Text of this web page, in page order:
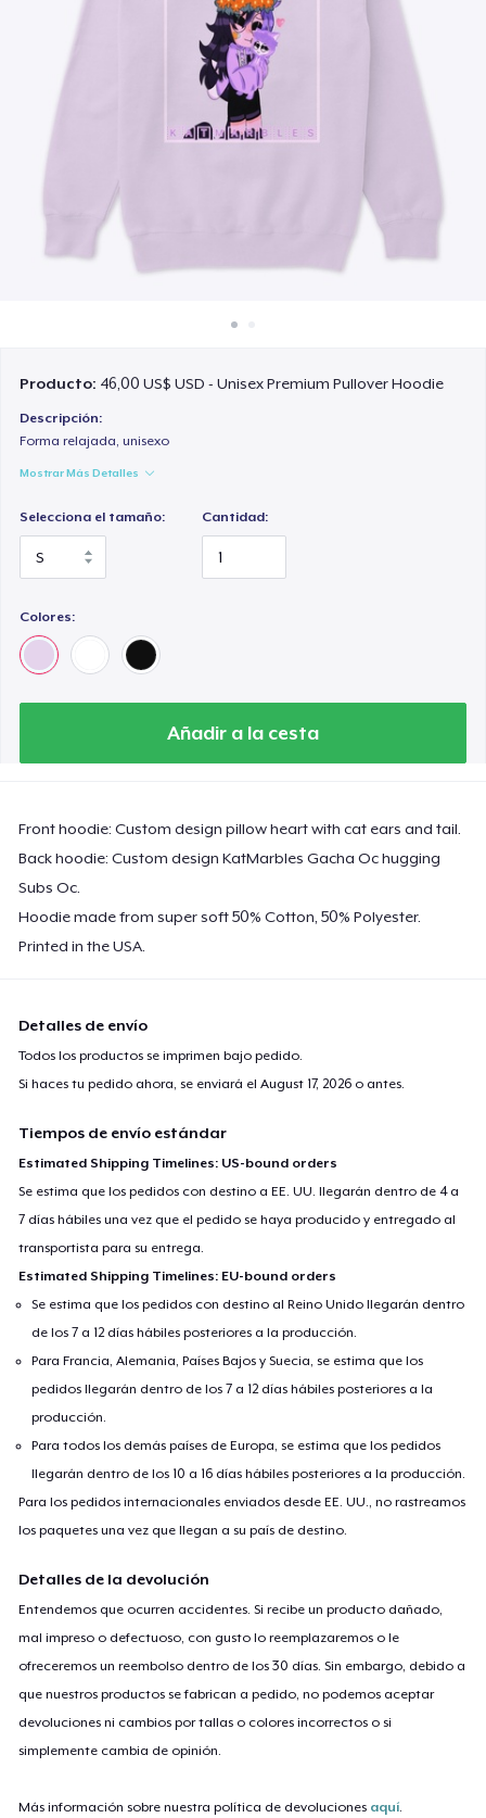
Venda en todas partes
Venda lo que sea
Producto: 46,00 US$ USD - Unisex Premium Pullover Hoodie
Descripción:
Forma relajada, unisexo
Mostrar Más Detalles
Selecciona el tamaño: Cantidad:
Colores:
Añadir a la cesta
Front hoodie: Custom design pillow heart with cat ears and tail.
Back hoodie: Custom design KatMarbles Gacha Oc hugging
Subs Oc.
Hoodie made from super soft 50% Cotton, 50% Polyester.
Printed in the USA.
Detalles de envío
Todos los productos se imprimen bajo pedido.
Si haces tu pedido ahora, se enviará elAugust 17, 2026 o antes.
Tiempos de envío estándar
Estimated Shipping Timelines: US-bound orders
Se estima que los pedidos con destino a EE. UU. llegarán dentro de 4 a
7 días hábiles una vez que el pedido se haya producido y entregado al
transportista para su entrega.
Estimated Shipping Timelines: EU-bound orders
Se estima que los pedidos con destino al Reino Unido llegarán dentro
de los 7 a 12 días hábiles posteriores a la producción.
Para Francia, Alemania, Países Bajos y Suecia, se estima que los
pedidos llegarán dentro de los 7 a 12 días hábiles posteriores a la
producción.
Para todos los demás países de Europa, se estima que los pedidos
llegarán dentro de los 10 a 16 días hábiles posteriores a la producción.
Para los pedidos internacionales enviados desde EE. UU., no rastreamos
los paquetes una vez que llegan a su país de destino.
Detalles de la devolución
Entendemos que ocurren accidentes. Si recibe un producto dañado,
mal impreso o defectuoso, con gusto lo reemplazaremos o le
ofreceremos un reembolso dentro de los 30 días. Sin embargo, debido a
que nuestros productos se fabrican a pedido, no podemos aceptar
devoluciones ni cambios por tallas o colores incorrectos o si
simplemente cambia de opinión.
Más información sobre nuestra política de devoluciones aquí